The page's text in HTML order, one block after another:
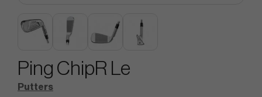
Ping ChipR Le
Putters